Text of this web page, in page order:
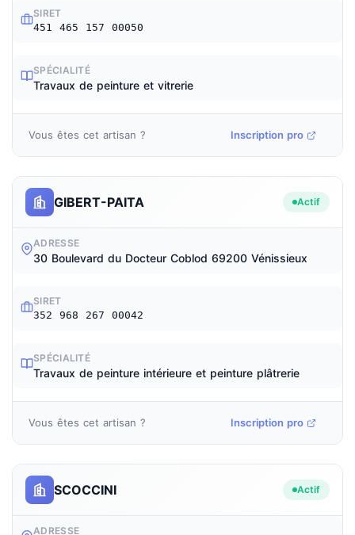
SIRET
451 465 157 00050
SPÉCIALITÉ
Travaux de peinture et vitrerie
Vous êtes cet artisan ? Inscription pro
GIBERT-PAITA Actif
ADRESSE
30 Boulevard du Docteur Coblod 69200 Vénissieux
SIRET
352 968 267 00042
SPÉCIALITÉ
Travaux de peinture intérieure et peinture plâtrerie
Vous êtes cet artisan ? Inscription pro
SCOCCINI Actif
ADRESSE